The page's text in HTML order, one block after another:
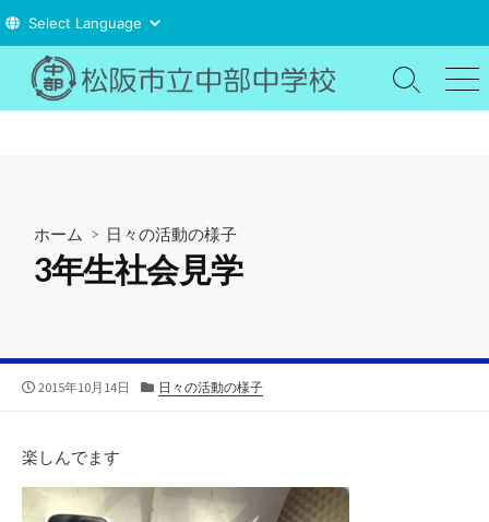
テ
検
索
メ
ニ
ホーム > 日々の活動の様子
3年生社会見学
公
2015年10月14日
カ
日々の活動の様子
楽しんでます